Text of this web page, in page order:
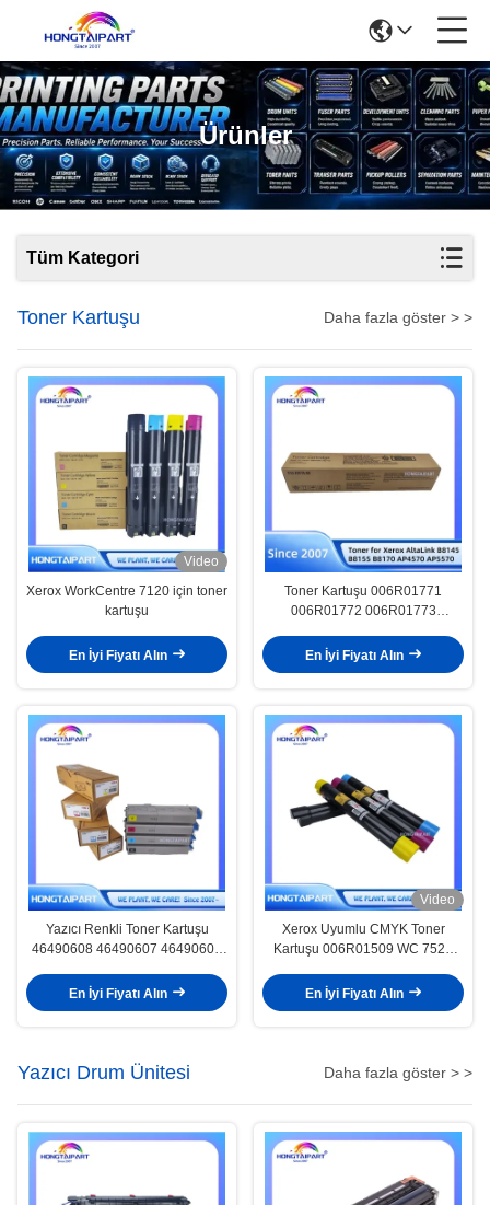
Ürünler
Tüm Kategori
Toner Kartuşu Daha fazla göster > >
Video
Xerox WorkCentre 7120 için toner
kartuşu
En İyi Fiyatı Alın
Toner Kartuşu 006R01771
006R01772 006R01773
B8155 B8170 AP4570 AP5570
için Orijinal Asya Versiyonu
En İyi Fiyatı Alın
Yazıcı Renkli Toner Kartuşu
46490608 46490607 46490606
C532 C532dn MC563 MC573
MC573dn için Toner Kiti
En İyi Fiyatı Alın
Video
Xerox Uyumlu CMYK Toner
Kartuşu 006R01509 WC 7525
En İyi Fiyatı Alın
Yazıcı Drum Ünitesi Daha fazla göster > >